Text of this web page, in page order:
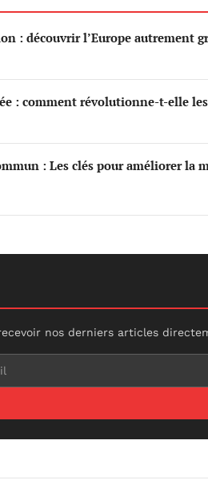
: découvrir l’Europe autrement
: comment révolutionne-t-elle
: Les clés pour améliorer la
nos derniers articles